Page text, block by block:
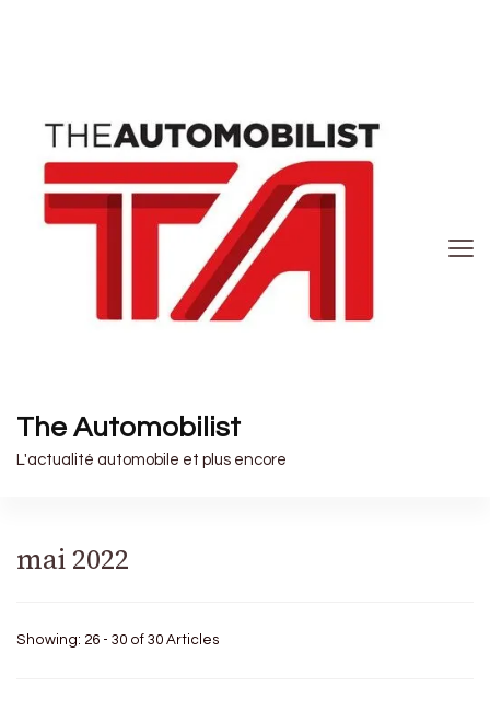
The Automobilist
L'actualité automobile et plus encore
mai 2022
Showing: 26 - 30 of 30 Articles